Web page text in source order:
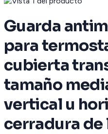
Guarda
para
cubierta
tamaño
vertical u
cerradura de